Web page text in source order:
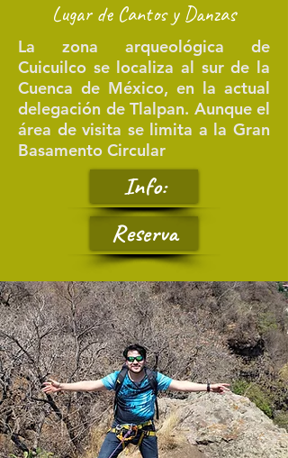
Lugar de Cantos y Danzas
La zona arqueológica de
Cuicuilco se localiza al sur de la
Cuenca de México, en la actual
delegación de Tlalpan. Aunque el
área de visita se limita a la Gran
Basamento Circular
Info:
Reserva